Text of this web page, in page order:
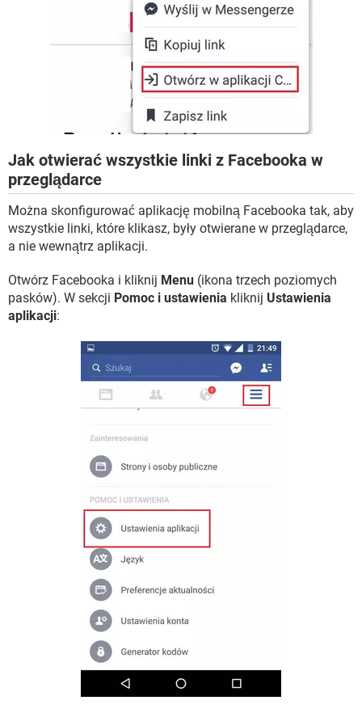
Jak otwierać wszystkie linki z Facebooka w
przeglądarce
Można skonfigurować aplikację mobilną Facebooka tak, aby
wszystkie linki, które klikasz, były otwierane w przeglądarce,
a nie wewnątrz aplikacji.
Otwórz Facebooka i kliknij Menu (ikona trzech poziomych
pasków). W sekcji Pomoc i ustawienia kliknij Ustawienia
aplikacji: